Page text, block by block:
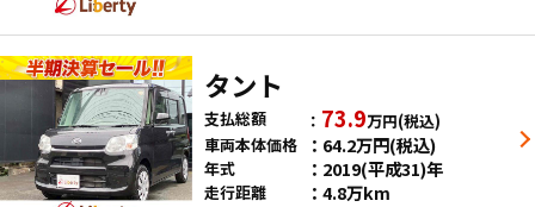
タント
支払総額 73.9万円(税込)
車両本体価格
64.2万円(税込)
年式 2019(平成31)年
走行距離 4.8万km